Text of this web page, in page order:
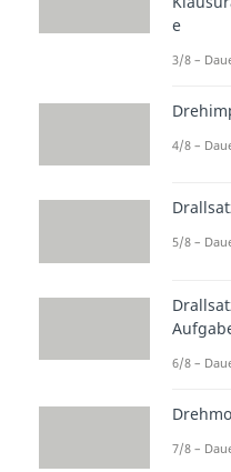
e
3/8 –
4/8 –
5/8 –
6/8 –
7/8 –